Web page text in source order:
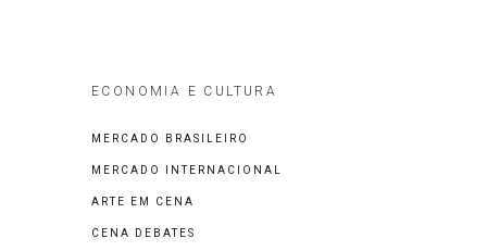
ECONOMIA E CULTURA
MERCADO BRASILEIRO
MERCADO INTERNACIONAL
ARTE EM CENA
CENA DEBATES